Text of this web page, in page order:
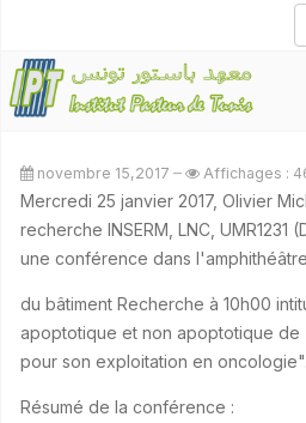
novembre 15,2017 Affichages :
Mercredi 25 janvier 2017, Olivier
recherche INSERM, LNC,
une conférence dans l'amphithéâtre
du bâtiment Recherche à 10h00
apoptotique et non apoptotique de
pour son exploitation en oncologie".
Résumé de la conférence :